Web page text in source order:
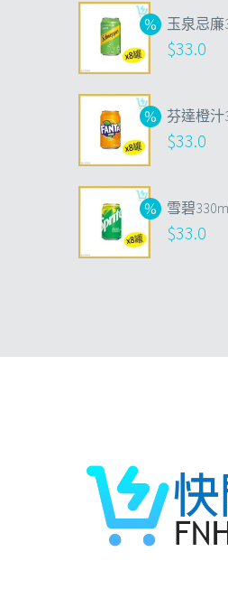
玉泉忌廉
$33.0
芬達橙汁
$33.0
雪碧
$33.0